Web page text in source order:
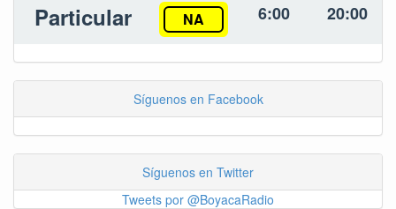
Particular NA 6:00 20:00
Síguenos en Facebook
Síguenos en Twitter
Tweets por @BoyacaRadio